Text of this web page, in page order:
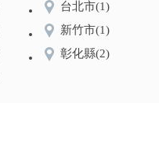
台北市(1)
新竹市(1)
彰化縣(2)